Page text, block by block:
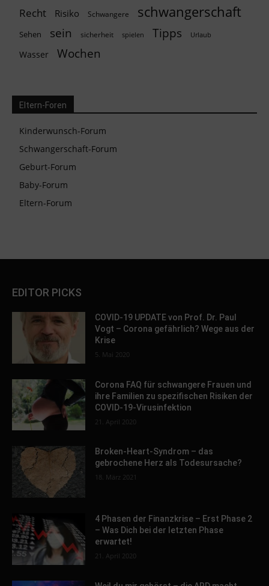
Recht Risiko Schwangere schwangerschaft
Sehen sein sicherheit spielen Tipps Urlaub
Wasser Wochen
Eltern-Foren
Kinderwunsch-Forum
Schwangerschaft-Forum
Geburt-Forum
Baby-Forum
Eltern-Forum
EDITOR PICKS
COVID-19 UPDATE von Prof. Dr. Paul
Vogt – Corona gefährlich? Wege aus der
Krise
5. Mai 2020
Corona FAQ für schwangere Frauen und
ihre Familien zu spezifischen Risiken der
COVID-19-Virusinfektion
21. April 2020
Broken-Heart-Syndrom – das
gebrochene Herz als Todesursache?
18. März 2021
4 Phasen der Finanzkrise – Erst Phase 2
– Was Dich bei der letzten Phase
erwartet!
21. April 2020